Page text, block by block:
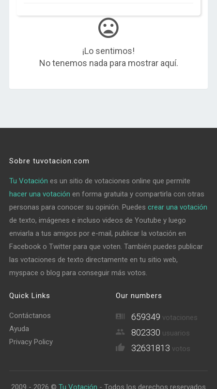
¡Lo sentimos!
No tenemos nada para mostrar aquí.
Sobre tuvotacion.com
Tu Votación es un sitio de votaciones online que permite
hacer una votación en forma gratuita y compartirla con otras
personas para conocer su opinión. Puedescrear una votación
de texto, imágenes e incluso videos de Youtube y luego
enviarla a tus amigos por e-mail, publicar la votación en
Facebook o Twitter para que voten. También puedes publicar
las votaciones de texto directamente en tu sitio web,
myspace o blog para conseguir más votos.
Quick Links
Contáctanos
Ayuda
Privacy Policy
Our numbers
659349 votaciones
802330 usuarios
32631813 votos
2009 - 2026 © Tu Votación - Todos los derechos reservados